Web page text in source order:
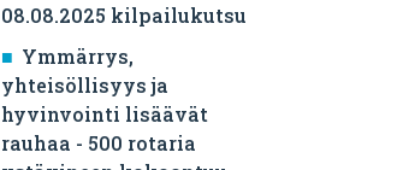
08.08.2025 kilpailukutsu
Ymmärrys,
yhteisöllisyys ja
hyvinvointi lisäävät
rauhaa - 500 rotaria